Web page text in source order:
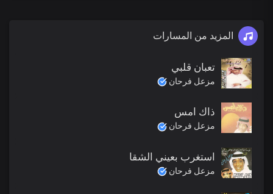
المزيد من المسارات
تعبان قلبي
مزعل فرحان
ذاك امس
مزعل فرحان
استغرب بعيني الشقا
مزعل فرحان